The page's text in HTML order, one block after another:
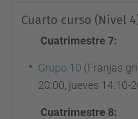
Cuarto curso (Nivel
Cuatrimestre 7:
Grupo 10 (Franjas
20:00, jueves 14:10-
Cuatrimestre 8: